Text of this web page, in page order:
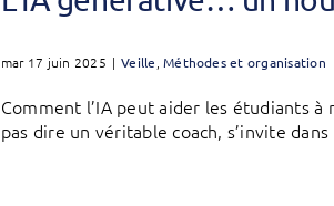
mar 17 juin 2025 | Veille ,Méthodes et organisation
Comment l’IA peut aider les étudiants
pas dire un véritable coach, s’invite